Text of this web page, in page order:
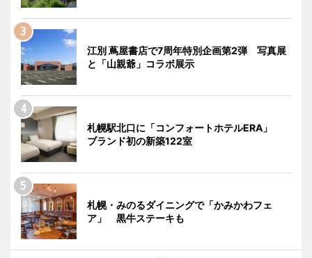
江別 蔦屋書店で7周年特別企画第2弾 写真展
と「山親爺」コラボ展示
札幌駅北口に「コンフォートホテルERA」
ブランド初の新築122室
札幌・みのるダイニングで「かみかわフェ
ア」 黒牛ステーキも